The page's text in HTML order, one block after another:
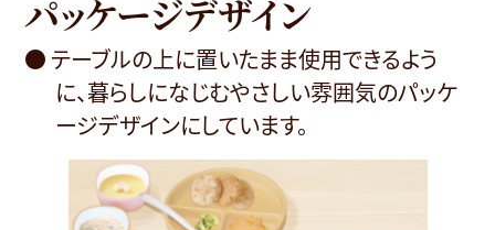
パッケージデザイン
● テーブルの上に置いたまま使用できるよう
に、暮らしになじむやさしい雰囲気のパッケ
ージデザインにしています。